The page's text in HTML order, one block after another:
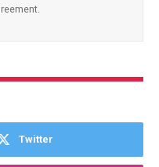
Twitter